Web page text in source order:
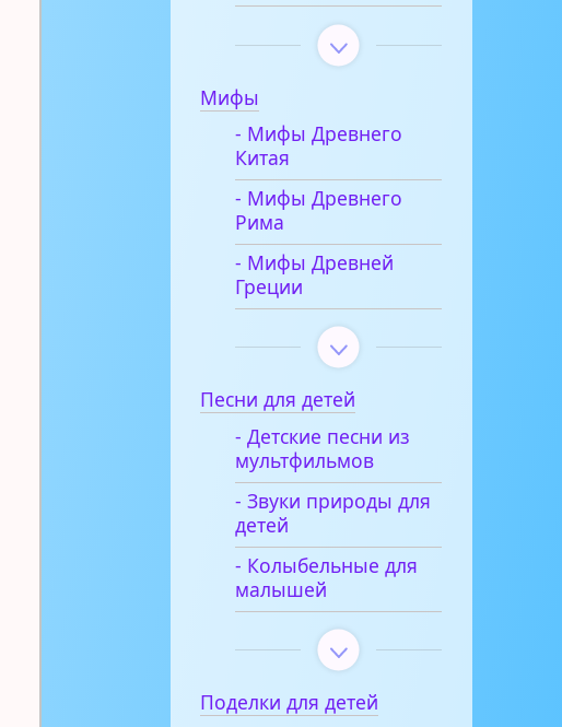
Мифы
- Мифы Древнего
Китая
- Мифы Древнего
Рима
- Мифы Древней
Греции
Песни для детей
- Детские песни из
мультфильмов
- Звуки природы для
детей
- Колыбельные для
малышей
Поделки для детей